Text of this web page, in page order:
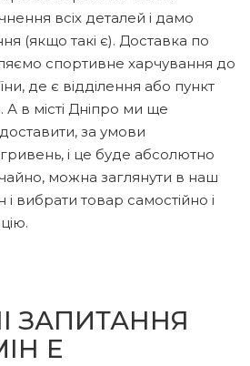
всіх деталей і дамо
(якщо такі є). Доставка по
спортивне харчування до
де є відділення або пункт
А в місті Дніпро ми ще
за умови
і це буде абсолютно
можна заглянути в наш
вибрати товар самостійно і
ЗАПИТАННЯ
E